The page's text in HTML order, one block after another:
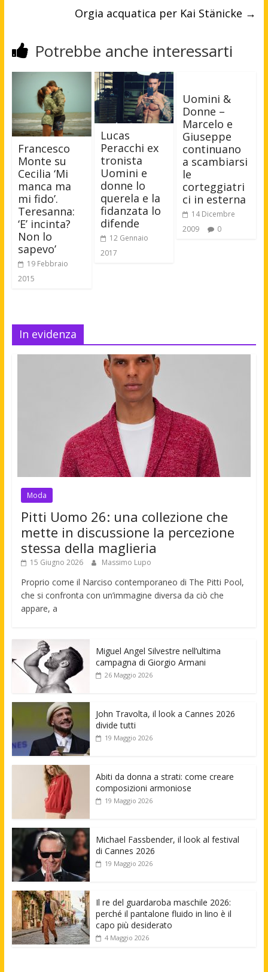
Orgia acquatica per Kai Stänicke →
Potrebbe anche interessarti
Francesco
Monte su
Cecilia ‘Mi
manca ma
mi fido’.
Teresanna:
‘E’ incinta?
Non lo
sapevo’
19 Febbraio
2015
Lucas
Peracchi ex
tronista
Uomini e
donne lo
querela e la
fidanzata lo
difende
12 Gennaio
2017
Uomini &
Donne –
Marcelo e
Giuseppe
continuano
a scambiarsi
le
corteggiatri
ci in esterna
14 Dicembre
2009
0
In evidenza
Moda
Pitti Uomo 26: una collezione che
mette in discussione la percezione
stessa della maglieria
15 Giugno 2026 Massimo Lupo
Proprio come il Narciso contemporaneo di The Pitti Pool,
che si confronta con un’immagine diversa da ciò che
appare, a
Miguel Angel Silvestre nell’ultima
campagna di Giorgio Armani
26 Maggio 2026
John Travolta, il look a Cannes 2026
divide tutti
19 Maggio 2026
Abiti da donna a strati: come creare
composizioni armoniose
19 Maggio 2026
Michael Fassbender, il look al festival
di Cannes 2026
19 Maggio 2026
Il re del guardaroba maschile 2026:
perché il pantalone fluido in lino è il
capo più desiderato
4 Maggio 2026